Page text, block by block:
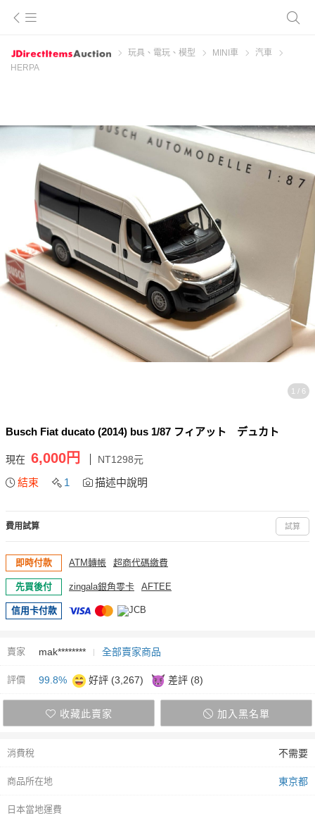
玩具、電玩、模型 MINI車
汽車
HERPA
1 / 6
Busch Fiat ducato (2014) bus 1/87 フィアット デュカト
現在 6,000円 NT1298元
結束 1 描述中說明
費用試算 試算
即時付款 ATM轉帳 超商代碼繳費
先買後付 zingala銀角零卡 AFTEE
信用卡付款
賣家 mak******** 全部賣家商品
評價 99.8% 好評 (3,267) 差評 (8)
收藏此賣家 加入黑名單
消費稅 不需要
商品所在地 東京都
日本當地運費